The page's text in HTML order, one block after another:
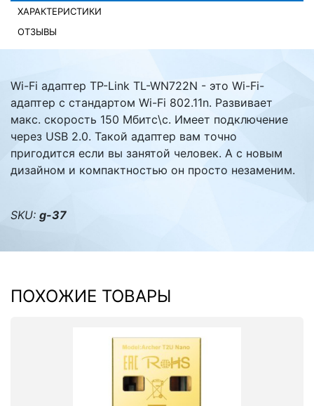
ХАРАКТЕРИСТИКИ
ОТЗЫВЫ
Wi-Fi адаптер TP-Link TL-WN722N - это Wi-Fi-
адаптер с стандартом Wi-Fi 802.11n. Развивает
макс. скорость 150 Мбитс\с. Имеет подключение
через USB 2.0. Такой адаптер вам точно
пригодится если вы занятой человек. А с новым
дизайном и компактностью он просто незаменим.
SKU: g-37
ПОХОЖИЕ ТОВАРЫ